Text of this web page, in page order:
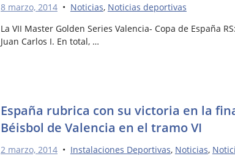
8 marzo, 2014• Noticias, Noticias deportivas
La VII Master Golden Series Valencia- Copa de España
Juan Carlos I. En total, …
España rubrica con su victoria en la
Béisbol de Valencia en el tramo VI
2 marzo, 2014• Instalaciones Deportivas, Noticias,